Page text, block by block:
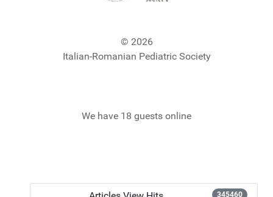
© 2026
Italian-Romanian Pediatric Society
We have 18 guests online
345460